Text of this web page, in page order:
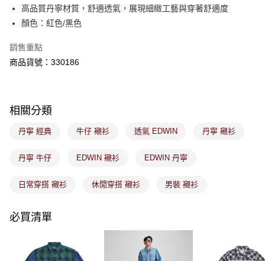
１．透過由恩沛科技股份有限公司提供之「AFTEE先享後付」服務完成之交
權轉讓予恩沛科技股份有限公司。
２．關於個人資料處理事宜，請瀏覽以下網址：
４．使用「AFTEE先享後付」時，將依據個別帳號之用戶狀況，依本公司即
請求用戶進行身份認證。
恩沛科技股份有限公司將有權停止該用戶之使用額度並採取法律行動。
7-11取貨付款
免運費
付款後7-11取貨
免運費
免運費
付款後門市取貨
高品質丹寧材質，舒適透氣，展現細緻工藝與穿著舒適度
顏色：紅色/黑色
銷售重點
商品貨號：330186
相關分類
丹寧 經典 牛仔 襯衫 透氣 EDWIN 丹寧 襯衫
丹寧 牛仔 EDWIN 襯衫 EDWIN 丹寧
日常穿搭 襯衫 休閒穿搭 襯衫 男裝 襯衫
必買清單